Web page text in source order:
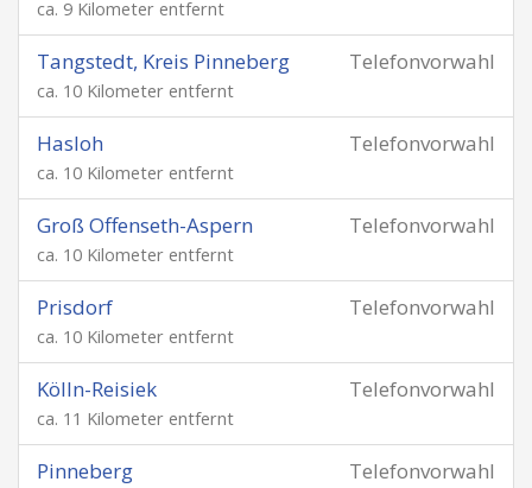
ca. 9 Kilometer entfernt
Telefonvorwahl
Tangstedt, Kreis Pinneberg
ca. 10 Kilometer entfernt
Telefonvorwahl
Hasloh
ca. 10 Kilometer entfernt
Telefonvorwahl
Groß Offenseth-Aspern
ca. 10 Kilometer entfernt
Telefonvorwahl
Prisdorf
ca. 10 Kilometer entfernt
Telefonvorwahl
Kölln-Reisiek
ca. 11 Kilometer entfernt
Telefonvorwahl
Pinneberg